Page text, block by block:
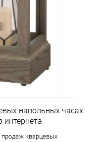
напольных часах.
продаж кварцевых